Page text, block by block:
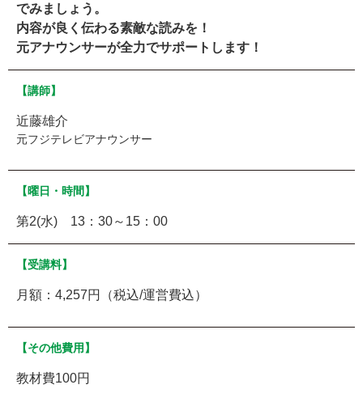
でみましょう。
内容が良く伝わる素敵な読みを！
元アナウンサーが全力でサポートします！
【講師】
近藤雄介
元フジテレビアナウンサー
【曜日・時間】
第2(水) 13：30～15：00
【受講料】
月額：4,257円（税込/運営費込）
【その他費用】
教材費100円